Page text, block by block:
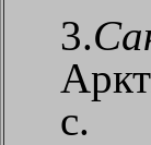
3.
с.